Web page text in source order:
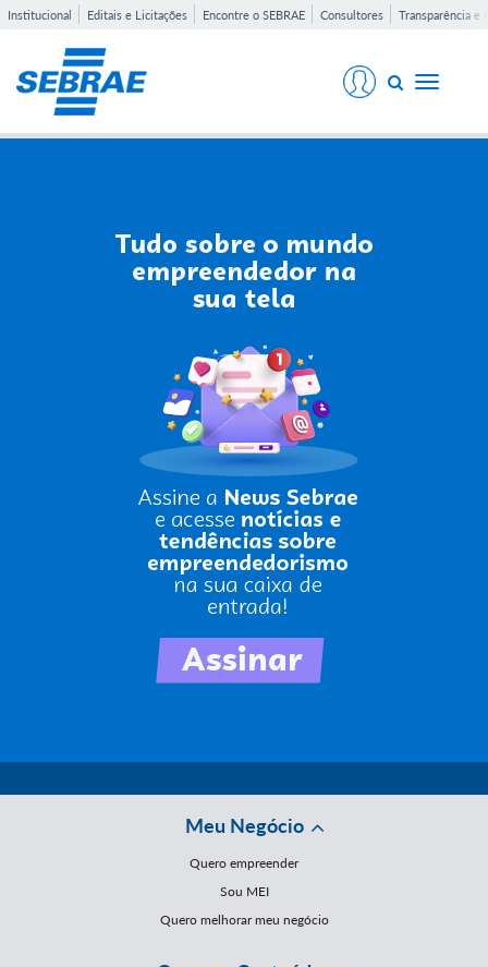
Institucional Editais e Licitações Encontre o SEBRAE Consultores Transparência e
Toggle
Meu Negócio
Quero empreender
Sou MEI
Quero melhorar meu negócio